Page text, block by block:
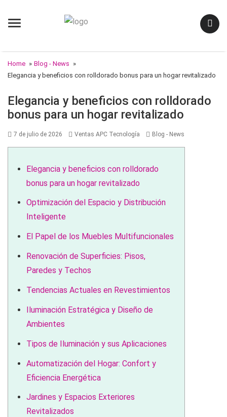
Menu
Home » Blog - News »
Elegancia y beneficios con rolldorado bonus para un hogar revitalizado
Elegancia y beneficios con rolldorado
bonus para un hogar revitalizado
Posted
7 de julio de 2026 Author
Ventas APC Tecnología Categories
Blog - News
Elegancia y beneficios con rolldorado
bonus para un hogar revitalizado
Optimización del Espacio y Distribución
Inteligente
El Papel de los Muebles Multifuncionales
Renovación de Superficies: Pisos,
Paredes y Techos
Tendencias Actuales en Revestimientos
Iluminación Estratégica y Diseño de
Ambientes
Tipos de Iluminación y sus Aplicaciones
Automatización del Hogar: Confort y
Eficiencia Energética
Jardines y Espacios Exteriores
Revitalizados